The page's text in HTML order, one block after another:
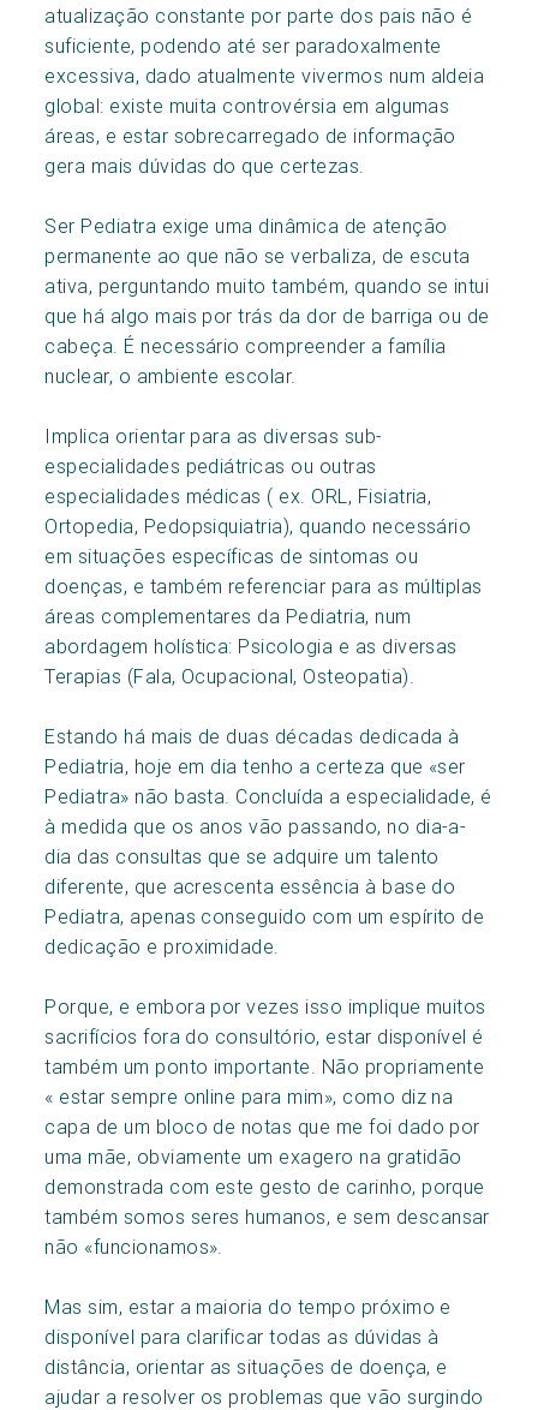
atualização constante por parte dos pais não é
suficiente, podendo até ser paradoxalmente
excessiva, dado atualmente vivermos num aldeia
global: existe muita controvérsia em algumas
áreas, e estar sobrecarregado de informação
gera mais dúvidas do que certezas.
Ser Pediatra exige uma dinâmica de atenção
permanente ao que não se verbaliza, de escuta
ativa, perguntando muito também, quando se intui
que há algo mais por trás da dor de barriga ou de
cabeça. É necessário compreender a família
nuclear, o ambiente escolar.
Implica orientar para as diversas sub-
especialidades pediátricas ou outras
especialidades médicas ( ex. ORL, Fisiatria,
Ortopedia, Pedopsiquiatria), quando necessário
em situações específicas de sintomas ou
doenças, e também referenciar para as múltiplas
áreas complementares da Pediatria, num
abordagem holística: Psicologia e as diversas
Terapias (Fala, Ocupacional, Osteopatia).
Estando há mais de duas décadas dedicada à
Pediatria, hoje em dia tenho a certeza que «ser
Pediatra» não basta. Concluída a especialidade, é
à medida que os anos vão passando, no dia-a-
dia das consultas que se adquire um talento
diferente, que acrescenta essência à base do
Pediatra, apenas conseguido com um espírito de
dedicação e proximidade.
Porque, e embora por vezes isso implique muitos
sacrifícios fora do consultório, estar disponível é
também um ponto importante. Não propriamente
« estar sempre online para mim», como diz na
capa de um bloco de notas que me foi dado por
uma mãe, obviamente um exagero na gratidão
demonstrada com este gesto de carinho, porque
também somos seres humanos, e sem descansar
não «funcionamos».
Mas sim, estar a maioria do tempo próximo e
disponível para clarificar todas as dúvidas à
distância, orientar as situações de doença, e
ajudar a resolver os problemas que vão surgindo